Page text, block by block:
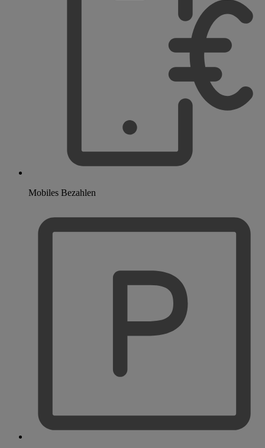
Mobiles Bezahlen